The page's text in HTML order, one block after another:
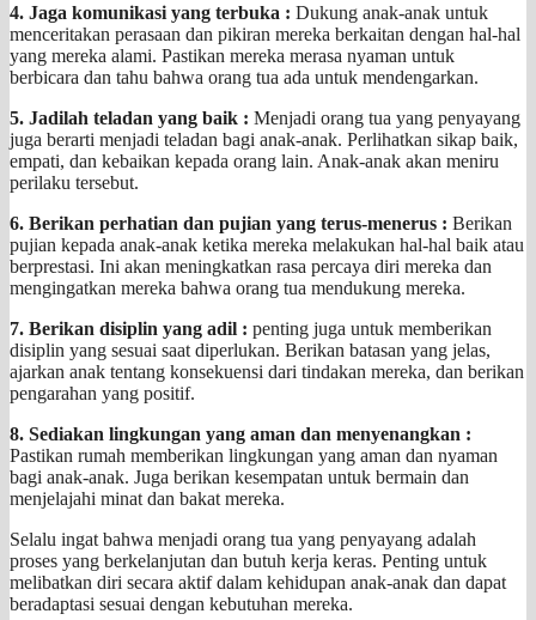
4. Jaga komunikasi yang terbuka : Dukung anak-anak untuk
menceritakan perasaan dan pikiran mereka berkaitan dengan hal-hal
yang mereka alami. Pastikan mereka merasa nyaman untuk
berbicara dan tahu bahwa orang tua ada untuk mendengarkan.
5. Jadilah teladan yang baik : Menjadi orang tua yang penyayang
juga berarti menjadi teladan bagi anak-anak. Perlihatkan sikap baik,
empati, dan kebaikan kepada orang lain. Anak-anak akan meniru
perilaku tersebut.
6. Berikan perhatian dan pujian yang terus-menerus : Berikan
pujian kepada anak-anak ketika mereka melakukan hal-hal baik atau
berprestasi. Ini akan meningkatkan rasa percaya diri mereka dan
mengingatkan mereka bahwa orang tua mendukung mereka.
7. Berikan disiplin yang adil : penting juga untuk memberikan
disiplin yang sesuai saat diperlukan. Berikan batasan yang jelas,
ajarkan anak tentang konsekuensi dari tindakan mereka, dan berikan
pengarahan yang positif.
8. Sediakan lingkungan yang aman dan menyenangkan :
Pastikan rumah memberikan lingkungan yang aman dan nyaman
bagi anak-anak. Juga berikan kesempatan untuk bermain dan
menjelajahi minat dan bakat mereka.
Selalu ingat bahwa menjadi orang tua yang penyayang adalah
proses yang berkelanjutan dan butuh kerja keras. Penting untuk
melibatkan diri secara aktif dalam kehidupan anak-anak dan dapat
beradaptasi sesuai dengan kebutuhan mereka.